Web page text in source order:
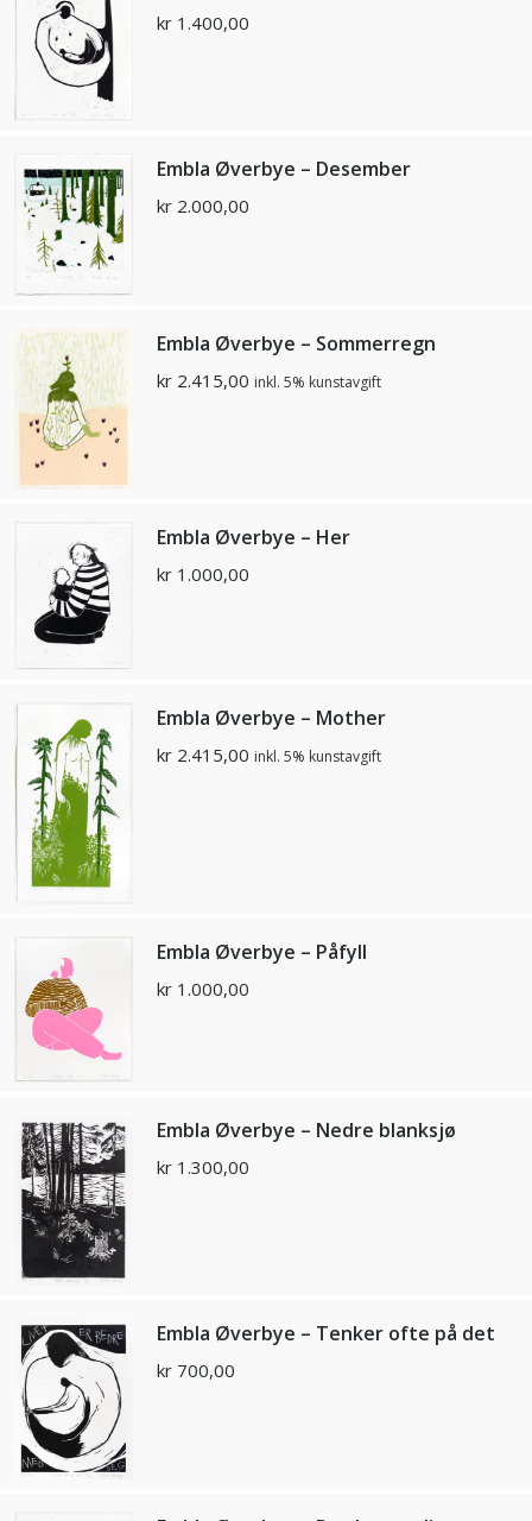
kr 1.400,00
Embla Øverbye – Desember
kr 2.000,00
Embla Øverbye – Sommerregn
kr 2.415,00 inkl. 5% kunstavgift
Embla Øverbye – Her
kr 1.000,00
Embla Øverbye – Mother
kr 2.415,00 inkl. 5% kunstavgift
Embla Øverbye – Påfyll
kr 1.000,00
Embla Øverbye – Nedre blanksjø
kr 1.300,00
Embla Øverbye – Tenker ofte på det
kr 700,00